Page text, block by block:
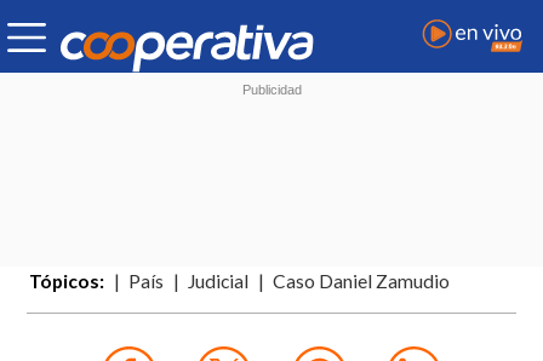
Tópicos: País Judicial Caso Daniel Zamudio